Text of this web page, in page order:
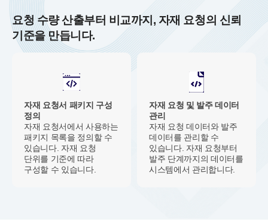
요청 수량 산출부터 비교까지, 자재 요청의 신뢰
기준을 만듭니다.
자재 요청서 패키지 구성
정의
자재 요청서에서 사용하는
패키지 목록을 정의할 수
있습니다. 자재 요청
단위를 기준에 따라
구성할 수 있습니다.
자재 요청 및 발주 데이터
관리
자재 요청 데이터와 발주
데이터를 관리할 수
있습니다. 자재 요청부터
발주 단계까지의 데이터를
시스템에서 관리합니다.